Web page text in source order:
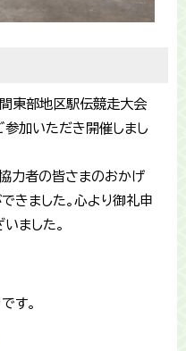
部地区駅伝競走大会
加いただき開催しまし
力者の皆さまのおかげ
きました。心より御礼申
ました。
す。